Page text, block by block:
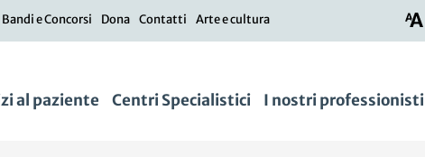
Bandi e Concorsi Dona Contatti Arte e cultura
al paziente Centri Specialistici I nostri professionisti